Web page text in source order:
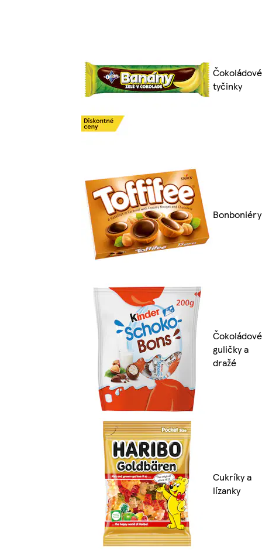
Čokoládové
tyčinky
Bonboniéry
Čokoládové
guličky a
dražé
Cukríky a
lízanky